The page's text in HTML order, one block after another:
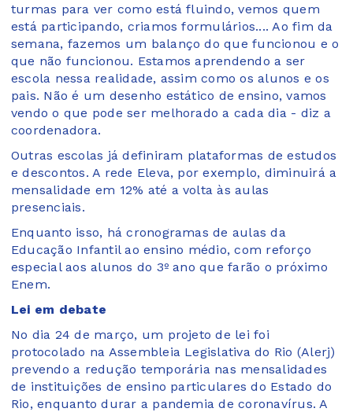
turmas para ver como está fluindo, vemos quem
está participando, criamos formulários.... Ao fim da
semana, fazemos um balanço do que funcionou e o
que não funcionou. Estamos aprendendo a ser
escola nessa realidade, assim como os alunos e os
pais. Não é um desenho estático de ensino, vamos
vendo o que pode ser melhorado a cada dia - diz a
coordenadora.
Outras escolas já definiram plataformas de estudos
e descontos. A rede Eleva, por exemplo, diminuirá a
mensalidade em 12% até a volta às aulas
presenciais.
Enquanto isso, há cronogramas de aulas da
Educação Infantil ao ensino médio, com reforço
especial aos alunos do 3º ano que farão o próximo
Enem.
Lei em debate
No dia 24 de março, um projeto de lei foi
protocolado na Assembleia Legislativa do Rio (Alerj)
prevendo a redução temporária nas mensalidades
de instituições de ensino particulares do Estado do
Rio, enquanto durar a pandemia de coronavírus. A